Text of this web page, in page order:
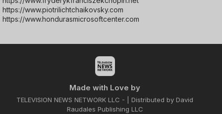
https://www.piotrilichtchaikovsky.com
https://www.hondurasmicrosoftcenter.com
Made with Love by
TELEVISION NEWS NETWORK LLC - | Distributed by David
Raudales Publishing LLC